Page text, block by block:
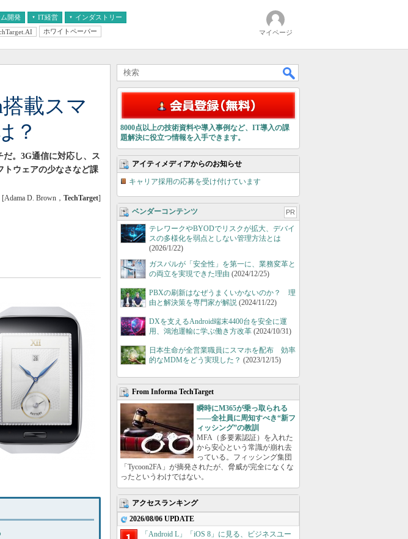
開発 IT経営 インダストリー
ホワイトペーパー マイページ
載スマ
？
だ。3G通信に対応し、ス
トウェアの少なさなど課
[Adama D. Brown， TechTarget]
8000点以上の技術資料や導入事例など、IT導入の課
題解決に役立つ情報を入手できます。
アイティメディアからのお知らせ
キャリア採用の応募を受け付けています
ベンダーコンテンツ PR
テレワークやBYODでリスクが拡大、デバイ
スの多様化を弱点としない管理方法とは
(2026/1/22)
ガスパルが「安全性」を第一に、業務変革と
の両立を実現できた理由 (2024/12/25)
PBXの刷新はなぜうまくいかないのか？ 理
由と解決策を専門家が解説 (2024/11/22)
DXを支えるAndroid端末4400台を安全に運
用、鴻池運輸に学ぶ働き方改革 (2024/10/31)
日本生命が全営業職員にスマホを配布 効率
的なMDMをどう実現した？ (2023/12/15)
From Informa TechTarget
瞬時にM365が乗っ取られる
――全社員に周知すべき“新フ
ィッシング”の教訓
MFA（多要素認証）を入れた
から安心という常識が崩れ去
っている。フィッシング集団
「Tycoon2FA」が摘発されたが、脅威が完全になくな
ったというわけではない。
アクセスランキング
2026/08/06 UPDATE
「Android L」「iOS 8」に見る、ビジネスユー